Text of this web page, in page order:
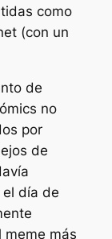
como
(con un
de
no
por
de
día de
meme más